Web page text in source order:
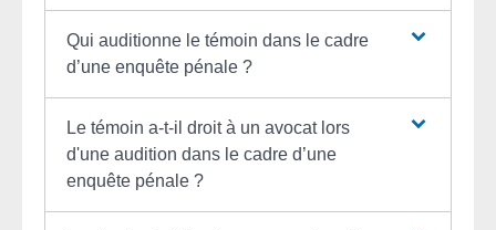
Qui auditionne le témoin dans le cadre
d’une enquête pénale ?
Le témoin a-t-il droit à un avocat lors
d'une audition dans le cadre d’une
enquête pénale ?